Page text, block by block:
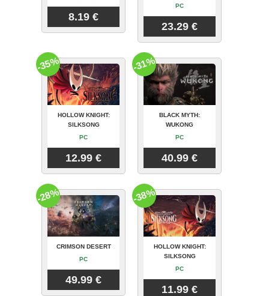
8.19 €
PC
23.29 €
HOLLOW KNIGHT:
SILKSONG
PC
12.99 €
-35%
BLACK MYTH:
WUKONG
PC
40.99 €
-31%
CRIMSON DESERT
PC
49.99 €
-28%
HOLLOW KNIGHT:
SILKSONG
PC
11.99 €
-38%